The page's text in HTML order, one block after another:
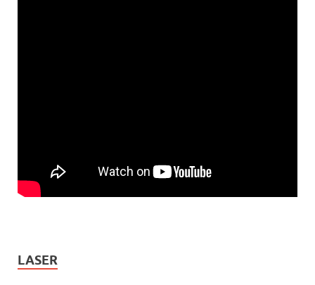
LASER